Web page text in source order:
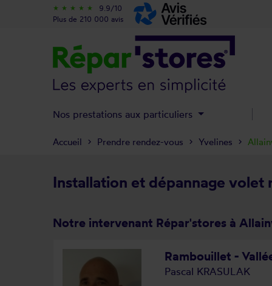
Installation et dépannage volet
Notre intervenant Répar'stores à
Rambouillet -
Pascal KRASULAK
Accueil Prendre rendez-vous Yvelines
star_rate star_rate star_rate star_rate star_rate
9.9/10
Plus de 210 000 avis
Nos prestations aux particuliers